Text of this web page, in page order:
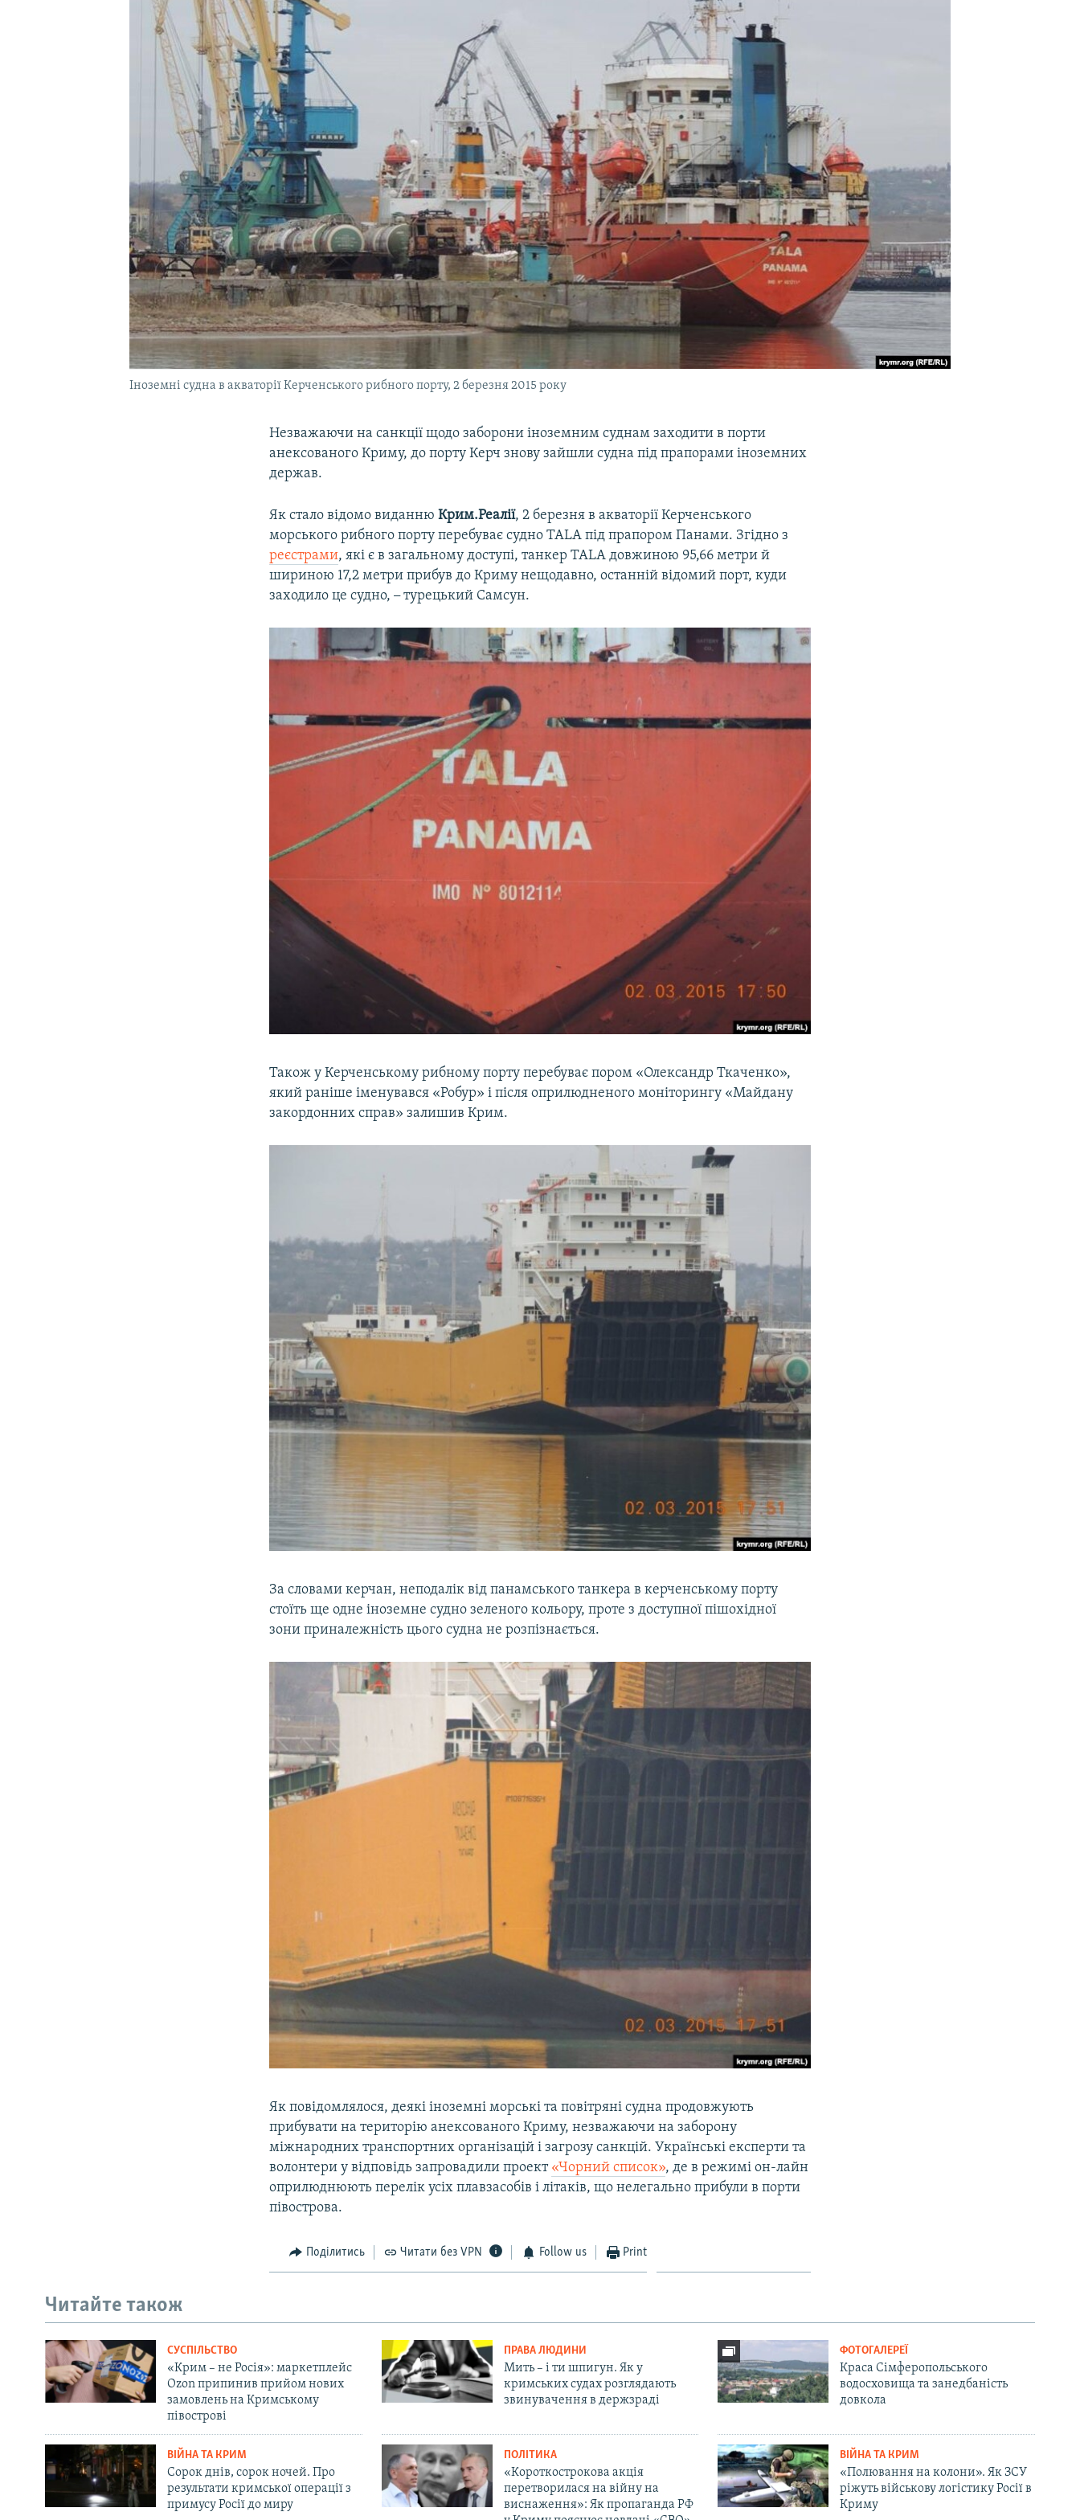
УКРАЇНСЬКА ПРОБЛЕМА КРИМУ
Іноземні судна в акваторії Керченського рибного порту, 2 березня 2015 року
Незважаючи на санкції щодо заборони іноземним суднам заходити в порти
анексованого Криму, до порту Керч знову зайшли судна під прапорами іноземних
держав.
Як стало відомо виданню Крим.Реалії, 2 березня в акваторії Керченського
морського рибного порту перебуває судно TALA під прапором Панами. Згідно з
реєстрами, які є в загальному доступі, танкер TALA довжиною 95,66 метри й
шириною 17,2 метри прибув до Криму нещодавно, останній відомий порт, куди
заходило це судно,–турецький Самсун.
Також у Керченському рибному порту перебуває пором «Олександр Ткаченко»,
який раніше іменувався «Робур» і після оприлюдненого моніторингу «Майдану
закордонних справ» залишив Крим.
За словами керчан, неподалік від панамського танкера в керченському порту
стоїть ще одне іноземне судно зеленого кольору, проте з доступної пішохідної
зони приналежність цього судна не розпізнається.
Як повідомлялося, деякі іноземні морські та повітряні судна продовжують
прибувати на територію анексованого Криму, незважаючи на заборону
міжнародних транспортних організацій і загрозу санкцій. Українські експерти та
волонтери у відповідь запровадили проект «Чорний список», де в режимі он-лайн
оприлюднюють перелік усіх плавзасобів і літаків, що нелегально прибули в порти
півострова.
Поділитись Читати без VPN Follow us Print
Читайте також
СУСПІЛЬСТВО
«Крим – не Росія»: маркетплейс
Ozon припинив прийом нових
замовлень на Кримському
півострові
ПРАВА ЛЮДИНИ
Мить – і ти шпигун. Як у
кримських судах розглядають
звинувачення в держзраді
ФОТОГАЛЕРЕЇ
Краса Сімферопольського
водосховища та занедбаність
довкола
ВІЙНА ТА КРИМ
Сорок днів, сорок ночей. Про
результати кримської операції з
примусу Росії до миру
ПОЛІТИКА
«Короткострокова акція
перетворилася на війну на
виснаження»: Як пропаганда РФ
ВІЙНА ТА КРИМ
«Полювання на колони». Як ЗСУ
ріжуть військову логістику Росії в
Криму